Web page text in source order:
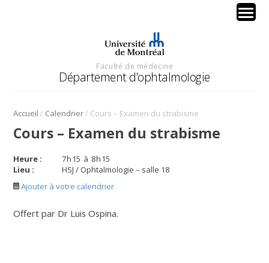
Faculté de médecine
Département d'ophtalmologie
Accueil / Calendrier/ Cours – Examen du strabisme
Cours – Examen du strabisme
Heure : 7h15 à 8h15
Lieu :
HSJ / Ophtalmologie – salle 18
Ajouter à votre calendrier
Offert par Dr Luis Ospina.